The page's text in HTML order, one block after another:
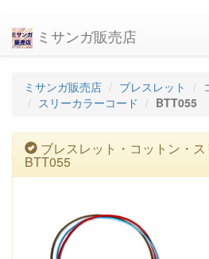
ミサンガ販売店
ミサンガ販売店 ブレスレット
スリーカラーコード
BTT055
ブレスレット・コットン・
BTT055